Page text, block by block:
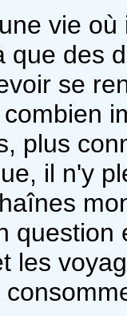
vie
que des
se
plus
il n'y
les